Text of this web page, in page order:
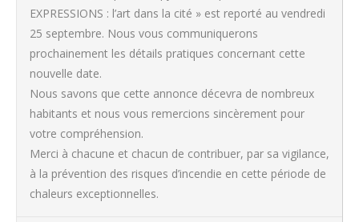
EXPRESSIONS : l’art dans la cité » est reporté au vendredi
25 septembre. Nous vous communiquerons
prochainement les détails pratiques concernant cette
nouvelle date.
Nous savons que cette annonce décevra de nombreux
habitants et nous vous remercions sincèrement pour
votre compréhension.
Merci à chacune et chacun de contribuer, par sa vigilance,
à la prévention des risques d’incendie en cette période de
chaleurs exceptionnelles.